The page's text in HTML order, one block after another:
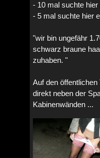
- 10 mal suchte hier
- 5 mal suchte hier
"wir bin ungefähr
schwarz braune
zuhaben. "
Auf den
direkt neben der
Kabinenwänden ...